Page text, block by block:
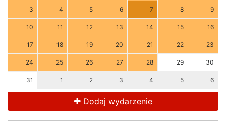
3 4 5 6 7 8 9
10 11 12 13 14 15 16
17 18 19 20 21 22 23
24 25 26 27 28 29 30
31 1 2 3 4 5 6
Dodaj wydarzenie